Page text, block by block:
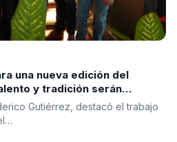
una nueva edición del
y tradición serán
Gutiérrez, destacó el trabajo